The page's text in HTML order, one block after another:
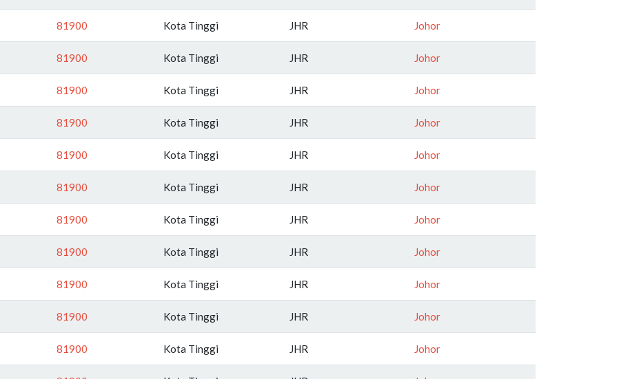
81900 Kota Tinggi JHR Johor
81900 Kota Tinggi JHR Johor
81900 Kota Tinggi JHR Johor
81900 Kota Tinggi JHR Johor
81900 Kota Tinggi JHR Johor
81900 Kota Tinggi JHR Johor
81900 Kota Tinggi JHR Johor
81900 Kota Tinggi JHR Johor
81900 Kota Tinggi JHR Johor
81900 Kota Tinggi JHR Johor
81900 Kota Tinggi JHR Johor